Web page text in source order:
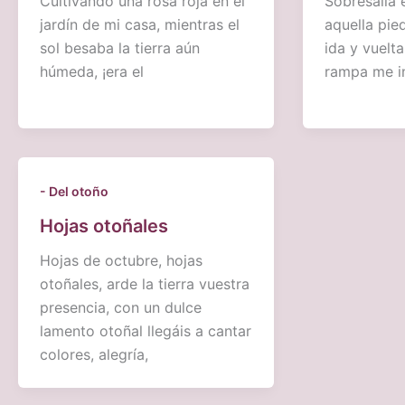
jardín de mi casa, mientras el
sol besaba la tierra aún
húmeda, ¡era el
aquella
ida y
rampa me
- Del otoño
Hojas otoñales
Hojas de octubre, hojas
otoñales, arde la tierra vuestra
presencia, con un dulce
lamento otoñal llegáis a cantar
colores, alegría,